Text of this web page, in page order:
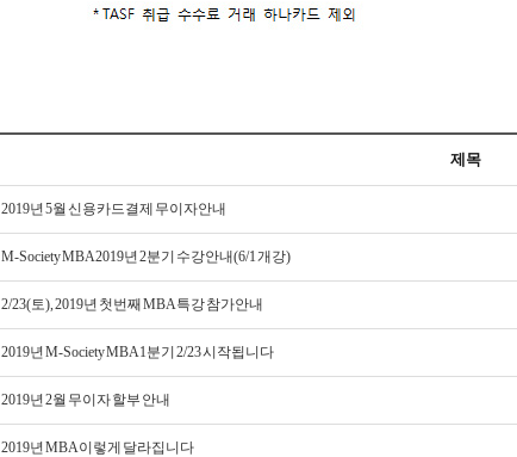
제목
2019년 5월 신용카드결제 무이자안내
M-Society MBA 2019년 2분기 수강안내(6/1 개강)
2/23(토), 2019년 첫번째 MBA특강 참가안내
2019년 M-Society MBA 1분기 2/23 시작됩니다
2019년 2월 무이자 할부 안내
2019년 MBA 이렇게 달라집니다